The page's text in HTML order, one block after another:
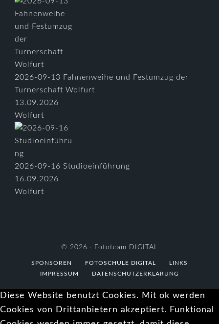
2026-09-13 Fahnenweihe und Festumzug der
Turnerschaft Wolfurt
13.09.2026
Wolfurt
2026-09-16 Studioeinführung
16.09.2026
Wolfurt
© 2026 · Fototeam DIGITAL
SPONSOREN FOTOSCHULE DIGITAL
LINKS
IMPRESSUM
DATENSCHUTZERKLÄRUNG
Diese Website benutzt Cookies. Mit ok werden
Cookies von Drittanbietern akzeptiert. Funktional